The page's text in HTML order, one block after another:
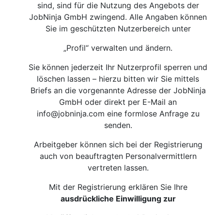
sind, sind für die Nutzung des Angebots der
JobNinja GmbH zwingend. Alle Angaben können
Sie im geschützten Nutzerbereich unter
„Profil“ verwalten und ändern.
Sie können jederzeit Ihr Nutzerprofil sperren und
löschen lassen – hierzu bitten wir Sie mittels
Briefs an die vorgenannte Adresse der JobNinja
GmbH oder direkt per E-Mail an
info@jobninja.com eine formlose Anfrage zu
senden.
Arbeitgeber können sich bei der Registrierung
auch von beauftragten Personalvermittlern
vertreten lassen.
Mit der Registrierung erklären Sie Ihre
ausdrückliche Einwilligung zur